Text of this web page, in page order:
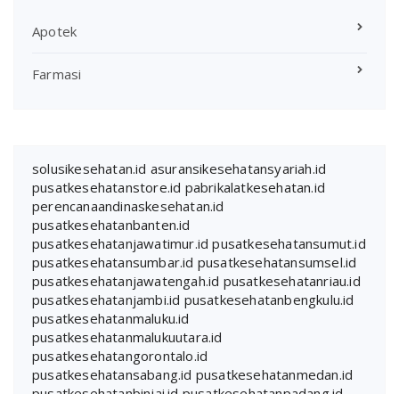
Apotek
Farmasi
solusikesehatan.id asuransikesehatansyariah.id
pusatkesehatanstore.id pabrikalatkesehatan.id
perencanaandinaskesehatan.id
pusatkesehatanbanten.id
pusatkesehatanjawatimur.id pusatkesehatansumut.id
pusatkesehatansumbar.id pusatkesehatansumsel.id
pusatkesehatanjawatengah.id pusatkesehatanriau.id
pusatkesehatanjambi.id pusatkesehatanbengkulu.id
pusatkesehatanmaluku.id
pusatkesehatanmalukuutara.id
pusatkesehatangorontalo.id
pusatkesehatansabang.id pusatkesehatanmedan.id